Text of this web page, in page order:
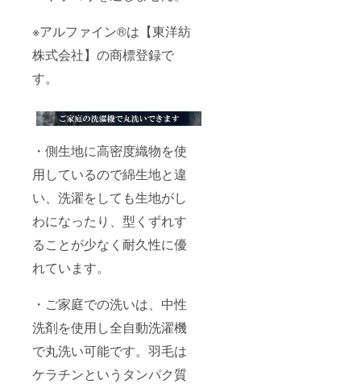
※アルファイン®は【東洋紡
株式会社】の商標登録で
す。
・側生地に高密度織物を使
用しているので綿生地と違
い、洗濯をしても生地がし
わになったり、型くずれす
ることが少なく耐久性に優
れています。
・ご家庭での洗いは、中性
洗剤を使用し全自動洗濯機
で丸洗い可能です。羽毛は
ケラチンというタンパク質